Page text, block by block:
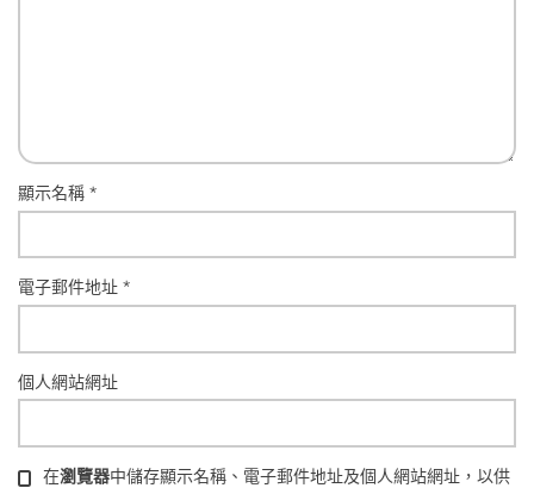
顯示名稱*
電子郵件地址*
個人網站網址
在瀏覽器中儲存顯示名稱、電子郵件地址及個人網站網址，以供